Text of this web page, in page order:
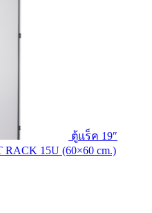
ตู้แร็ค 19″
15U (60×60 cm.)